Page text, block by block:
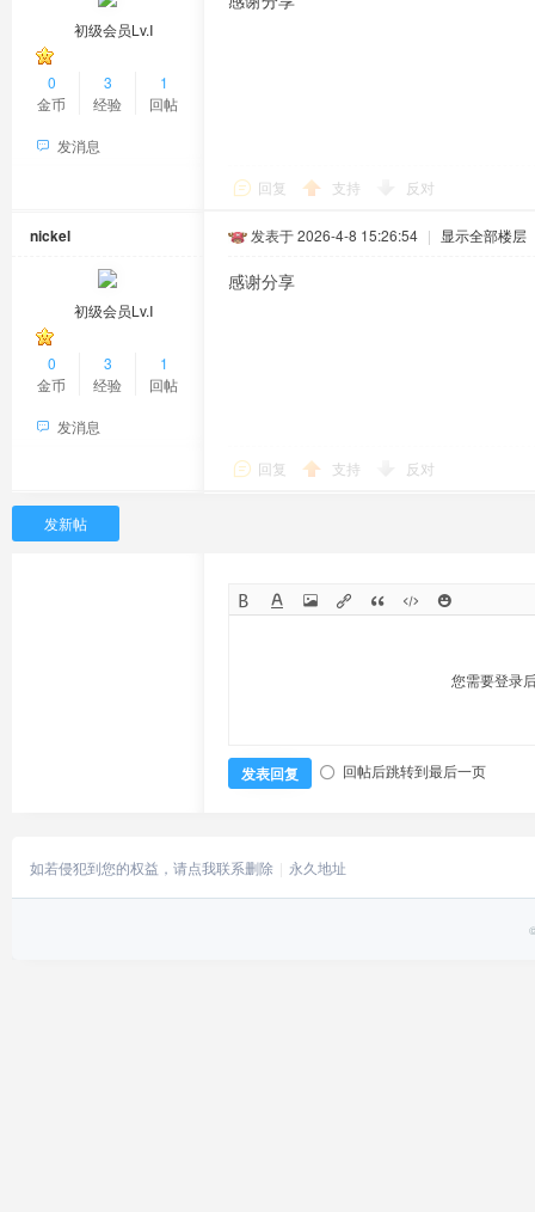
初级会员Lv.Ⅰ
0
金币
3
经验
1
回帖
发消息
回复 支持 反对
nickel
初级会员Lv.Ⅰ
0
金币
3
经验
1
回帖
发消息
发表于 2026-4-8 15:26:54 | 显示全部楼层
感谢分享
回复 支持 反对
发新帖
您需要登录
发表回复 回帖后跳转到最后一页
如若侵犯到您的权益，请点我联系删除 永久地址